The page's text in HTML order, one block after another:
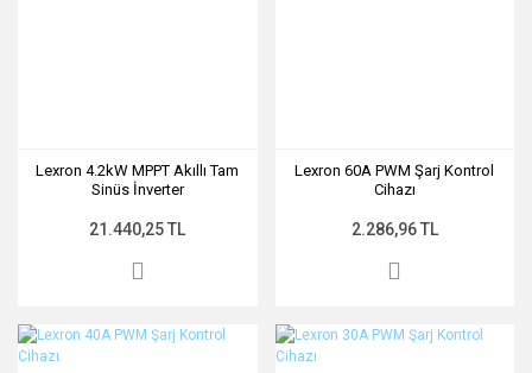
Lexron 4.2kW MPPT Akıllı Tam
Sinüs İnverter
21.440,25 TL
Lexron 60A PWM Şarj Kontrol
Cihazı
2.286,96 TL